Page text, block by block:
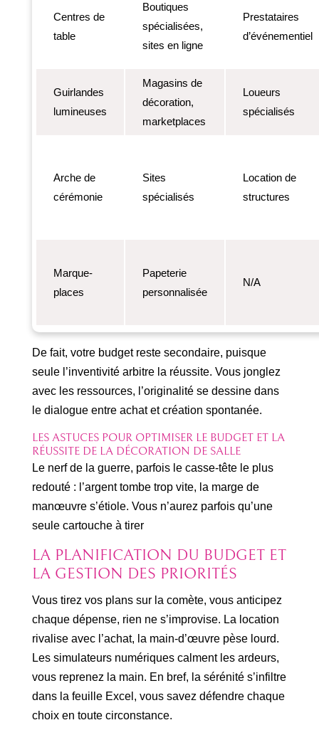
Centres de
table
Boutiques
spécialisées,
sites en ligne
Prestataires
d’événementiel
Guirlandes
lumineuses
Magasins de
décoration,
marketplaces
Loueurs
spécialisés
Arche de
cérémonie
Sites
spécialisés
Location de
structures
Marque-
places
Papeterie
personnalisée
N/A
De fait, votre budget reste secondaire, puisque
seule l’inventivité arbitre la réussite. Vous jonglez
avec les ressources, l’originalité se dessine dans
le dialogue entre achat et création spontanée.
LES ASTUCES POUR OPTIMISER LE BUDGET ET LA
RÉUSSITE DE LA DÉCORATION DE SALLE
Le nerf de la guerre, parfois le casse-tête le plus
redouté : l’argent tombe trop vite, la marge de
manœuvre s’étiole. Vous n’aurez parfois qu’une
seule cartouche à tirer
LA PLANIFICATION DU BUDGET ET
LA GESTION DES PRIORITÉS
Vous tirez vos plans sur la comète, vous anticipez
chaque dépense, rien ne s’improvise. La location
rivalise avec l’achat, la main-d’œuvre pèse lourd.
Les simulateurs numériques calment les ardeurs,
vous reprenez la main. En bref, la sérénité s’infiltre
dans la feuille Excel, vous savez défendre chaque
choix en toute circonstance.